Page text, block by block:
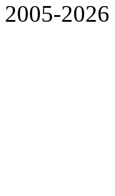
2005-2026